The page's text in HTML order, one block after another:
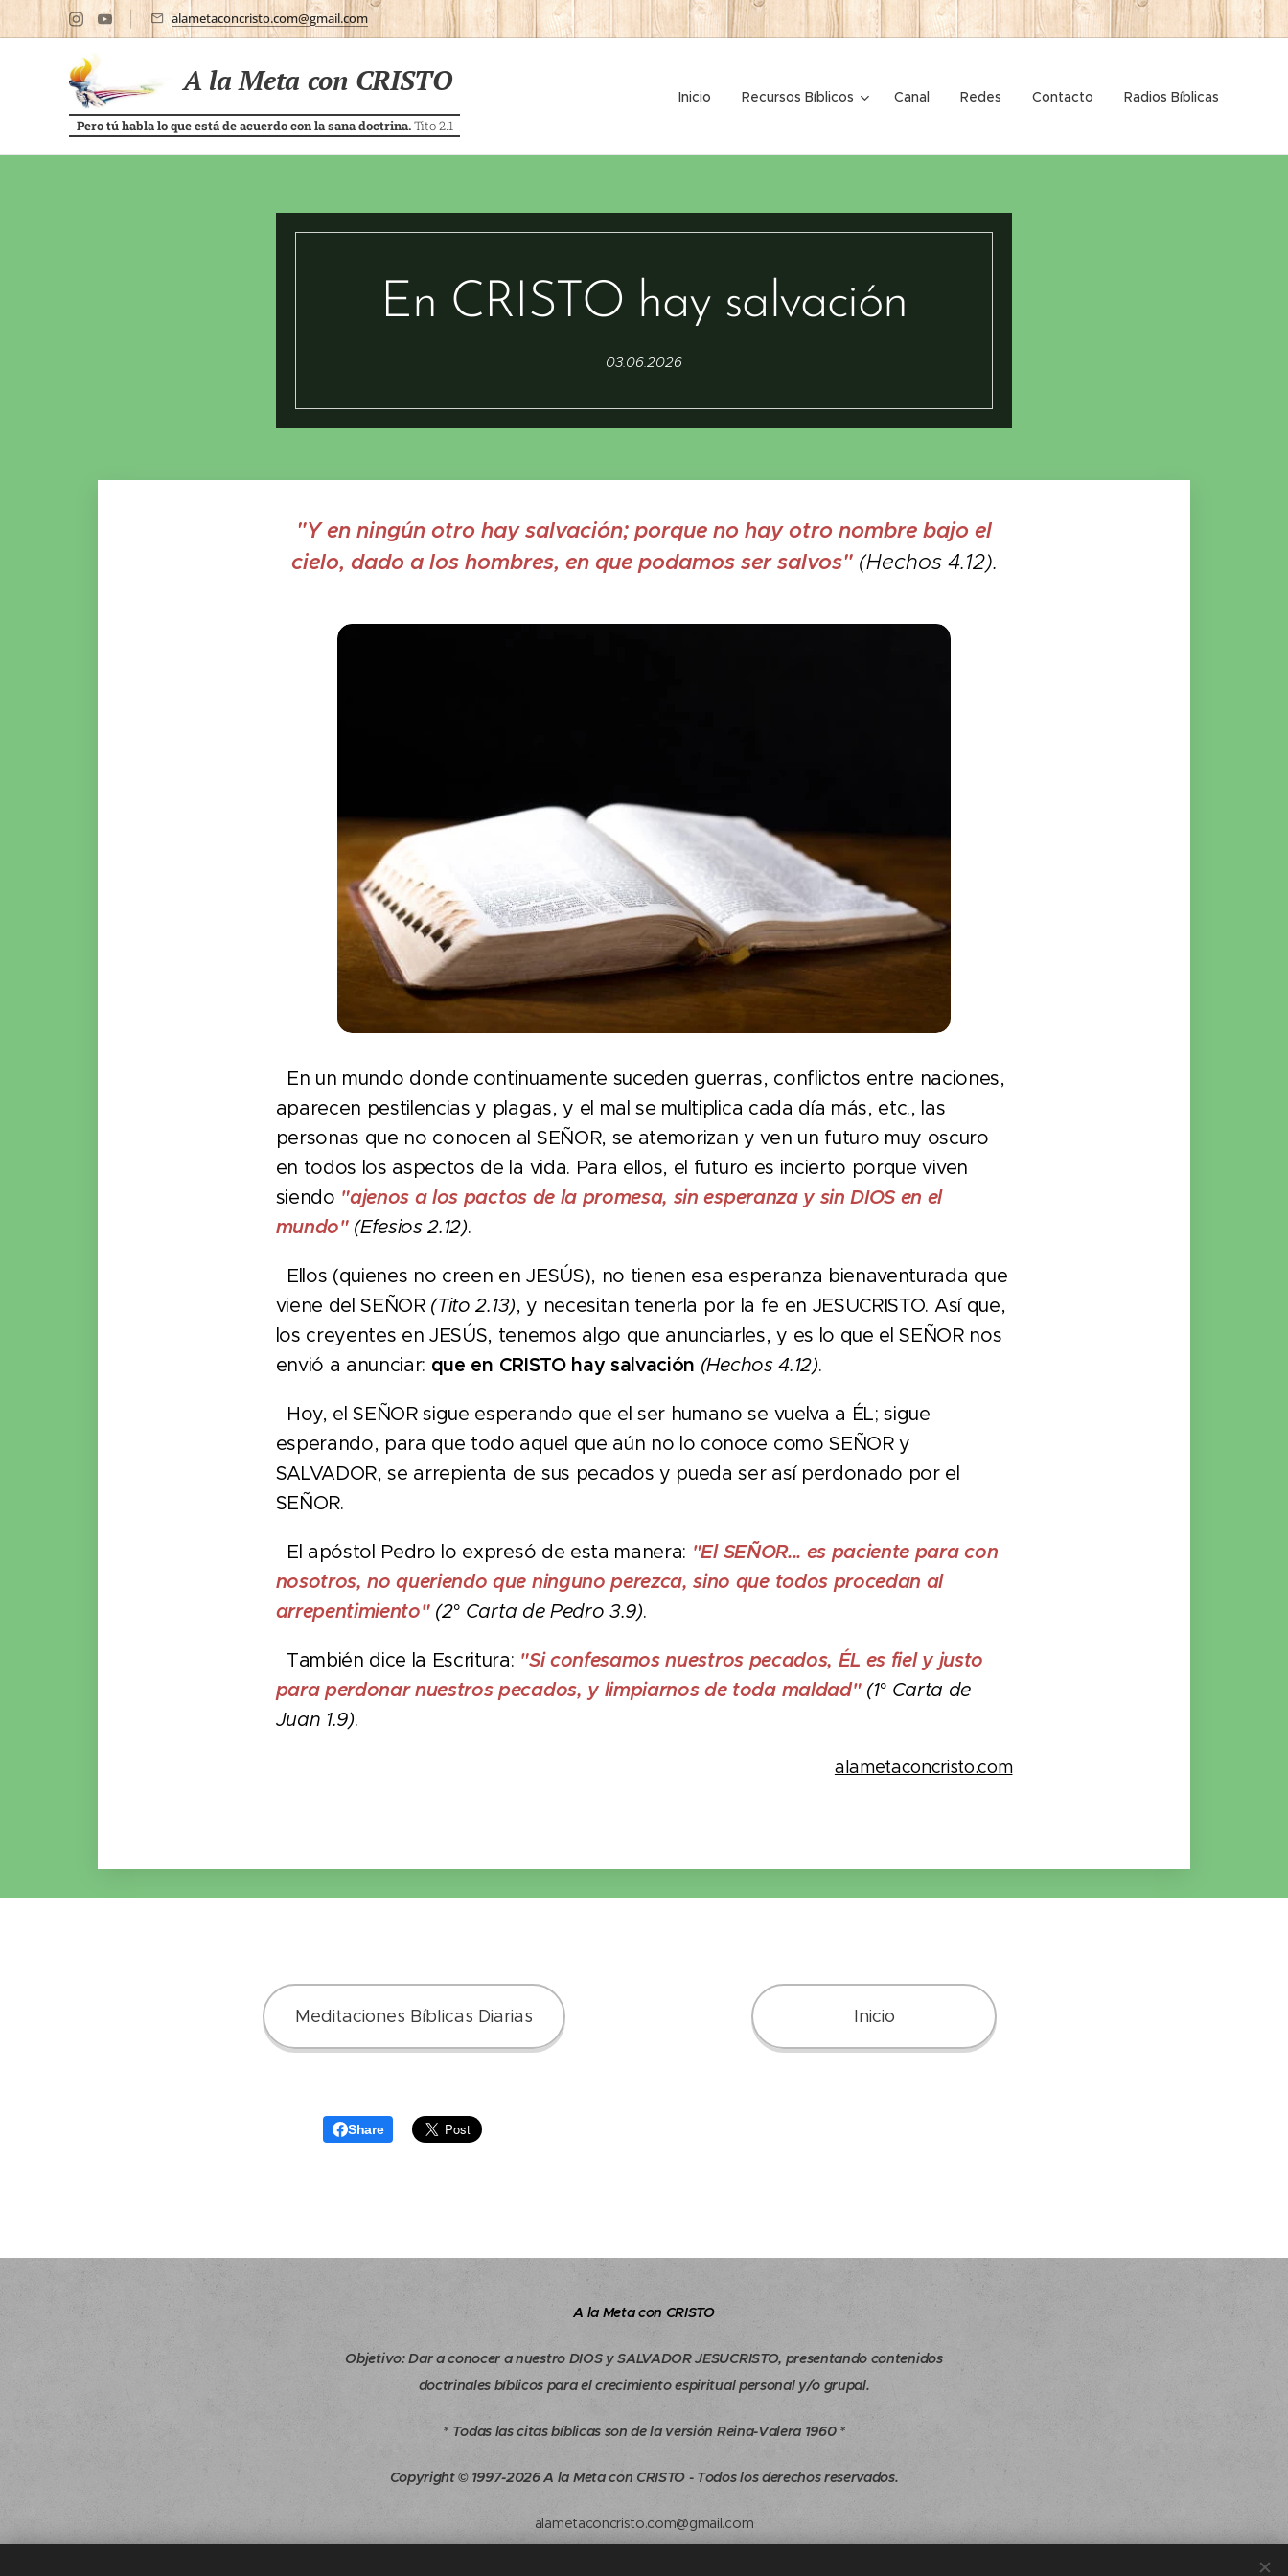
alametaconcristo.com@gmail.com
A la Meta con CRISTO
Pero tú habla lo que está de acuerdo con la sana doctrina.Tito 2.1
Inicio Recursos Bíblicos Canal Redes Contacto Radios Bíblicas
En CRISTO hay salvación
03.06.2026
"Y en ningún otro hay salvación; porque no hay otro nombre bajo el
cielo, dado a los hombres, en que podamos ser salvos"(Hechos 4.12).
En un mundo donde continuamente suceden guerras, conflictos entre naciones,
aparecen pestilencias y plagas, y el mal se multiplica cada día más, etc., las
personas que no conocen al SEÑOR, se atemorizan y ven un futuro muy oscuro
en todos los aspectos de la vida. Para ellos, el futuro es incierto porque viven
siendo "ajenos a los pactos de la promesa, sin esperanza y sin DIOS en el
mundo"(Efesios 2.12).
Ellos (quienes no creen en JESÚS), no tienen esa esperanza bienaventurada que
viene del SEÑOR (Tito 2.13), y necesitan tenerla por la fe en JESUCRISTO. Así que,
los creyentes en JESÚS, tenemos algo que anunciarles, y es lo que el SEÑOR nos
envió a anunciar: que en CRISTO hay salvación (Hechos 4.12).
Hoy, el SEÑOR sigue esperando que el ser humano se vuelva a ÉL; sigue
esperando, para que todo aquel que aún no lo conoce como SEÑOR y
SALVADOR, se arrepienta de sus pecados y pueda ser así perdonado por el
SEÑOR.
El apóstol Pedro lo expresó de esta manera: "El SEÑOR... es paciente para con
nosotros, no queriendo que ninguno perezca, sino que todos procedan al
arrepentimiento"(2° Carta de Pedro 3.9).
También dice la Escritura: "Si confesamos nuestros pecados, ÉL es fiel y justo
para perdonar nuestros pecados, y limpiarnos de toda maldad"(1° Carta de
Juan 1.9).
alametaconcristo.com
Meditaciones Bíblicas Diarias Inicio
Share
A la Meta con CRISTO
Objetivo:Dar a conocer a nuestro DIOS y SALVADOR JESUCRISTO, presentando contenidos
doctrinales bíblicos para el crecimiento espiritual personal y/o grupal.
* Todas las citas bíblicas son de la versión Reina-Valera 1960 *
Copyright © 1997-2026 A la Meta con CRISTO - Todos los derechos reservados.
alametaconcristo.com@gmail.com